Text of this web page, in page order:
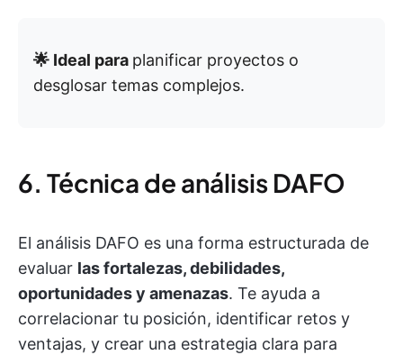
🌟 Ideal para planificar proyectos o
desglosar temas complejos.
6. Técnica de análisis DAFO
El análisis DAFO es una forma estructurada de
evaluar las fortalezas, debilidades,
oportunidades y amenazas. Te ayuda a
correlacionar tu posición, identificar retos y
ventajas, y crear una estrategia clara para